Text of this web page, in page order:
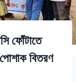
ফোঁটাতে
বিতরণ